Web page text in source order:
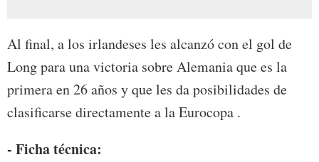
Al final, a los irlandeses les alcanzó con el gol de
Long para una victoria sobre Alemania que es la
primera en 26 años y que les da posibilidades de
clasificarse directamente a la Eurocopa .
- Ficha técnica: